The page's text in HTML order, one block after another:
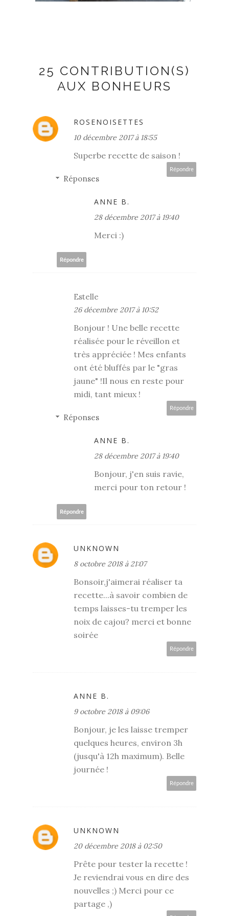
25 CONTRIBUTION(S)
AUX BONHEURS
ROSENOISETTES
10 décembre 2017 à 18:55
Superbe recette de saison !
Répondre
Réponses
ANNE B.
28 décembre 2017 à 19:40
Merci :)
Répondre
Estelle
26 décembre 2017 à 10:52
Bonjour ! Une belle recette
réalisée pour le réveillon et
très appréciée ! Mes enfants
ont été bluffés par le "gras
jaune" !Il nous en reste pour
midi, tant mieux !
Répondre
Réponses
ANNE B.
28 décembre 2017 à 19:40
Bonjour, j'en suis ravie,
merci pour ton retour !
Répondre
UNKNOWN
8 octobre 2018 à 21:07
Bonsoir,j'aimerai réaliser ta
recette...à savoir combien de
temps laisses-tu tremper les
noix de cajou? merci et bonne
soirée
Répondre
ANNE B.
9 octobre 2018 à 09:06
Bonjour, je les laisse tremper
quelques heures, environ 3h
(jusqu'à 12h maximum). Belle
journée !
Répondre
UNKNOWN
20 décembre 2018 à 02:50
Prête pour tester la recette !
Je reviendrai vous en dire des
nouvelles ;) Merci pour ce
partage ,)